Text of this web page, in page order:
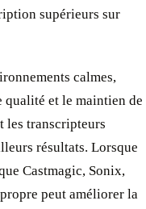
supérieurs sur
calmes,
et le maintien de
les transcripteurs
résultats. Lorsque
Castmagic, Sonix,
peut améliorer la